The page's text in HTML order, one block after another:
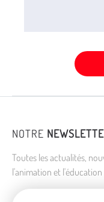
NOTRE
Toutes les actualités,
l'animation et l'éducation